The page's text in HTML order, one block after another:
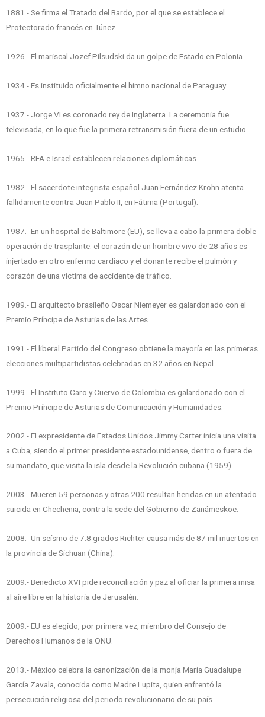
1881.- Se firma el Tratado del Bardo, por el que se establece el
Protectorado francés en Túnez.
1926.- El mariscal Jozef Pilsudski da un golpe de Estado en Polonia.
1934.- Es instituido oficialmente el himno nacional de Paraguay.
1937.- Jorge VI es coronado rey de Inglaterra. La ceremonia fue
televisada, en lo que fue la primera retransmisión fuera de un estudio.
1965.- RFA e Israel establecen relaciones diplomáticas.
1982.- El sacerdote integrista español Juan Fernández Krohn atenta
fallidamente contra Juan Pablo II, en Fátima (Portugal).
1987.- En un hospital de Baltimore (EU), se lleva a cabo la primera doble
operación de trasplante: el corazón de un hombre vivo de 28 años es
injertado en otro enfermo cardíaco y el donante recibe el pulmón y
corazón de una víctima de accidente de tráfico.
1989.- El arquitecto brasileño Oscar Niemeyer es galardonado con el
Premio Príncipe de Asturias de las Artes.
1991.- El liberal Partido del Congreso obtiene la mayoría en las primeras
elecciones multipartidistas celebradas en 32 años en Nepal.
1999.- El Instituto Caro y Cuervo de Colombia es galardonado con el
Premio Príncipe de Asturias de Comunicación y Humanidades.
2002.- El expresidente de Estados Unidos Jimmy Carter inicia una visita
a Cuba, siendo el primer presidente estadounidense, dentro o fuera de
su mandato, que visita la isla desde la Revolución cubana (1959).
2003.- Mueren 59 personas y otras 200 resultan heridas en un atentado
suicida en Chechenia, contra la sede del Gobierno de Zanámeskoe.
2008.- Un seísmo de 7.8 grados Richter causa más de 87 mil muertos en
la provincia de Sichuan (China).
2009.- Benedicto XVI pide reconciliación y paz al oficiar la primera misa
al aire libre en la historia de Jerusalén.
2009.- EU es elegido, por primera vez, miembro del Consejo de
Derechos Humanos de la ONU.
2013.- México celebra la canonización de la monja María Guadalupe
García Zavala, conocida como Madre Lupita, quien enfrentó la
persecución religiosa del periodo revolucionario de su país.